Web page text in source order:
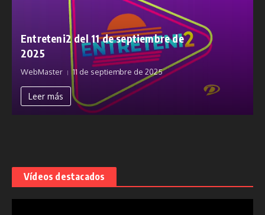
Entreteni2 del 11 de septiembre de
2025
WebMaster 11 de septiembre de 2025
Leer más
Vídeos destacados